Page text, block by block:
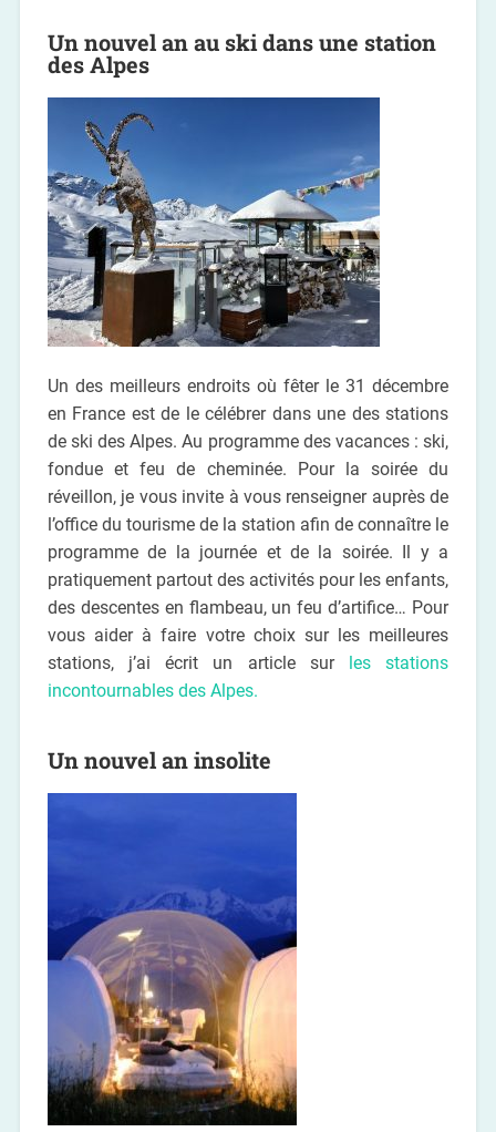
Un nouvel an au ski dans une station
des Alpes
Un des meilleurs endroits où fêter le 31 décembre
en France est de le célébrer dans une des stations
de ski des Alpes. Au programme des vacances : ski,
fondue et feu de cheminée. Pour la soirée du
réveillon, je vous invite à vous renseigner auprès de
l’office du tourisme de la station afin de connaître le
programme de la journée et de la soirée. Il y a
pratiquement partout des activités pour les enfants,
des descentes en flambeau, un feu d’artifice… Pour
vous aider à faire votre choix sur les meilleures
stations, j’ai écrit un article sur les stations
incontournables des Alpes.
Un nouvel an insolite